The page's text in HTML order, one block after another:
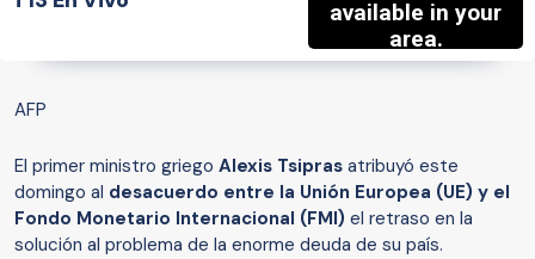
AFP
El primer ministro griego Alexis Tsipras atribuyó este
domingo al desacuerdo entre la Unión Europea (UE) y el
Fondo Monetario Internacional (FMI) el retraso en la
solución al problema de la enorme deuda de su país.